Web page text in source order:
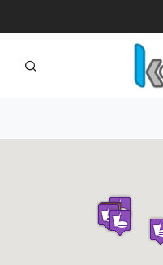
NASIL ÇALIŞIR?